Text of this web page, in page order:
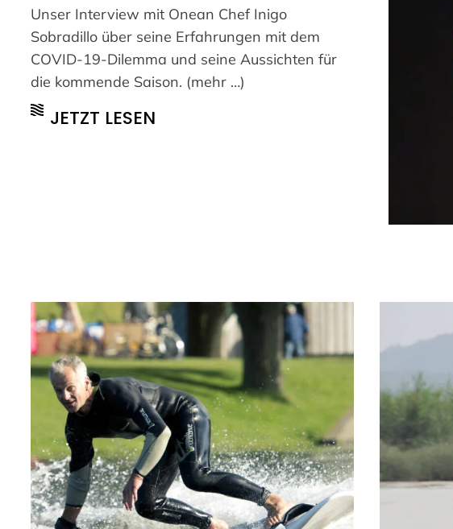
Unser Interview mit Onean Chef Inigo
Sobradillo über seine Erfahrungen mit dem
COVID-19-Dilemma und seine Aussichten für
die kommende Saison. (mehr …)
JETZT LESEN